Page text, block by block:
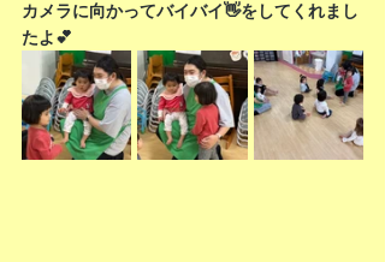
カメラに向かってバイバイ👋をしてくれまし
たよ💕